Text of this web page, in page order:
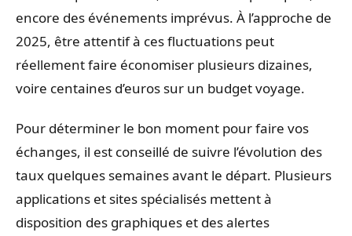
encore des événements imprévus. À l’approche de
2025, être attentif à ces fluctuations peut
réellement faire économiser plusieurs dizaines,
voire centaines d’euros sur un budget voyage.
Pour déterminer le bon moment pour faire vos
échanges, il est conseillé de suivre l’évolution des
taux quelques semaines avant le départ. Plusieurs
applications et sites spécialisés mettent à
disposition des graphiques et des alertes